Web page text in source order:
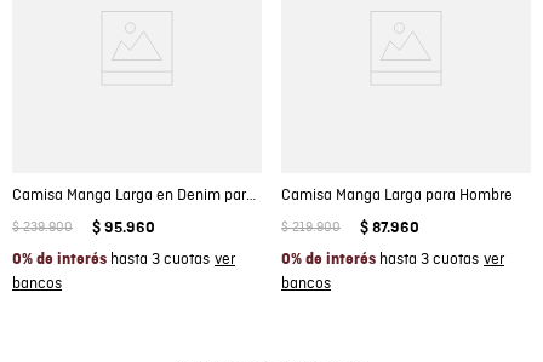
Camisa Manga Larga en Denim para Hombre
$ 239.900 $ 95.960
0% de interés hasta 3 cuotas
Camisa Manga Larga para Hombre
$ 219.900 $ 87.960
0% de interés hasta 3 cuotas